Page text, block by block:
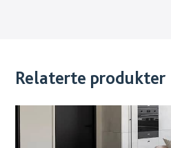
Relaterte produkter